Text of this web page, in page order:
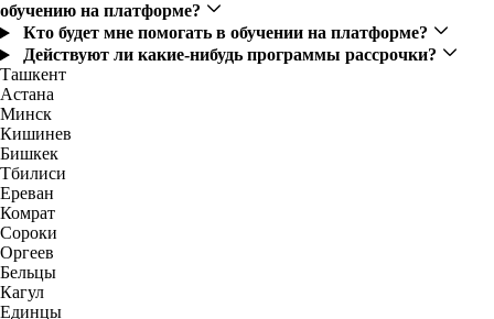
обучению на платформе?
Кто будет мне помогать в обучении на платформе?
Действуют ли какие-нибудь программы рассрочки?
Ташкент
Астана
Минск
Кишинев
Бишкек
Тбилиси
Ереван
Комрат
Сороки
Оргеев
Бельцы
Кагул
Единцы